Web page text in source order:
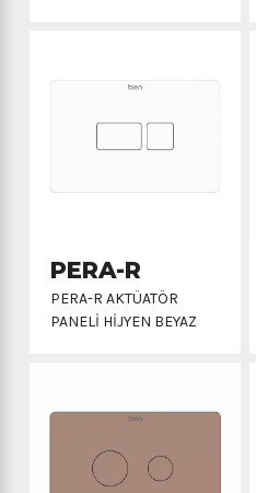
PERA-R
PERA-R AKTÜATÖR
PANELİ HİJYEN BEYAZ